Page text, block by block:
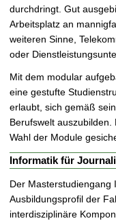
durchdringt. Gut
Arbeitsplatz an
weiteren Sinne,
oder
Mit dem modular
eine gestufte
erlaubt, sich gemäß
Berufswelt
Wahl der Module
Informatik für
Der Masterstudiengang
Ausbildungsprofil der
interdisziplinäre